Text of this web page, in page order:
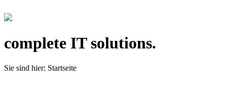
complete IT solutions.
Sie sind hier: Startseite